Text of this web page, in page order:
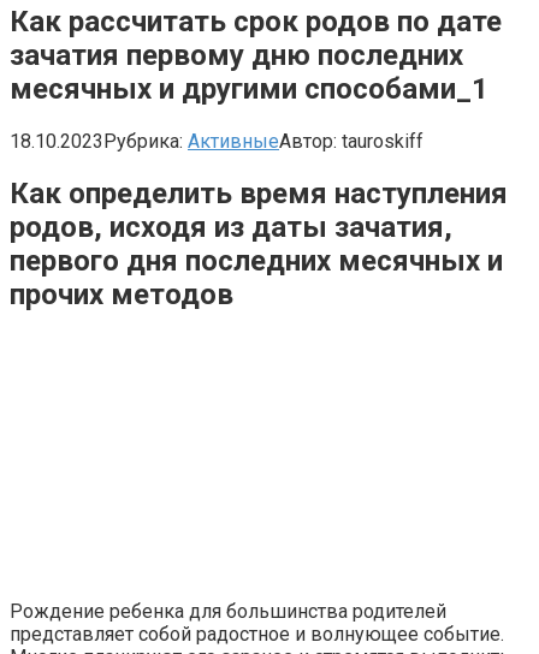
Как рассчитать срок родов по дате
зачатия первому дню последних
месячных и другими способами_1
18.10.2023Рубрика: АктивныеАвтор: tauroskiff
Как определить время наступления
родов, исходя из даты зачатия,
первого дня последних месячных и
прочих методов
Рождение ребенка для большинства родителей
представляет собой радостное и волнующее событие.